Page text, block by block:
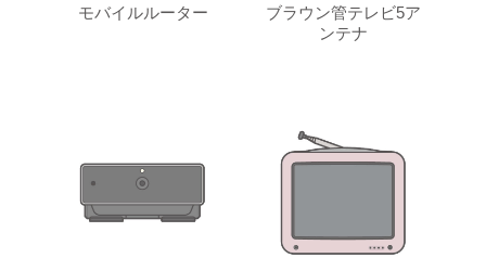
モバイルルーター
ブラウン管テレビ5ア
ンテナ